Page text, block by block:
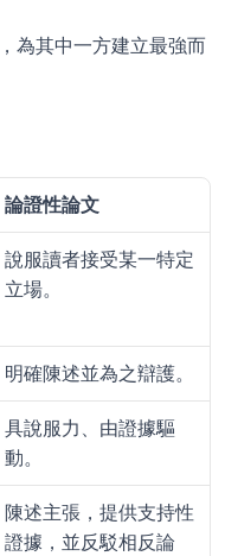
為其中一方建立最強而
論證性論文
說服讀者接受某一特定
立場。
明確陳述並為之辯護。
具說服力、由證據驅
動。
陳述主張，提供支持性
證據，並反駁相反論